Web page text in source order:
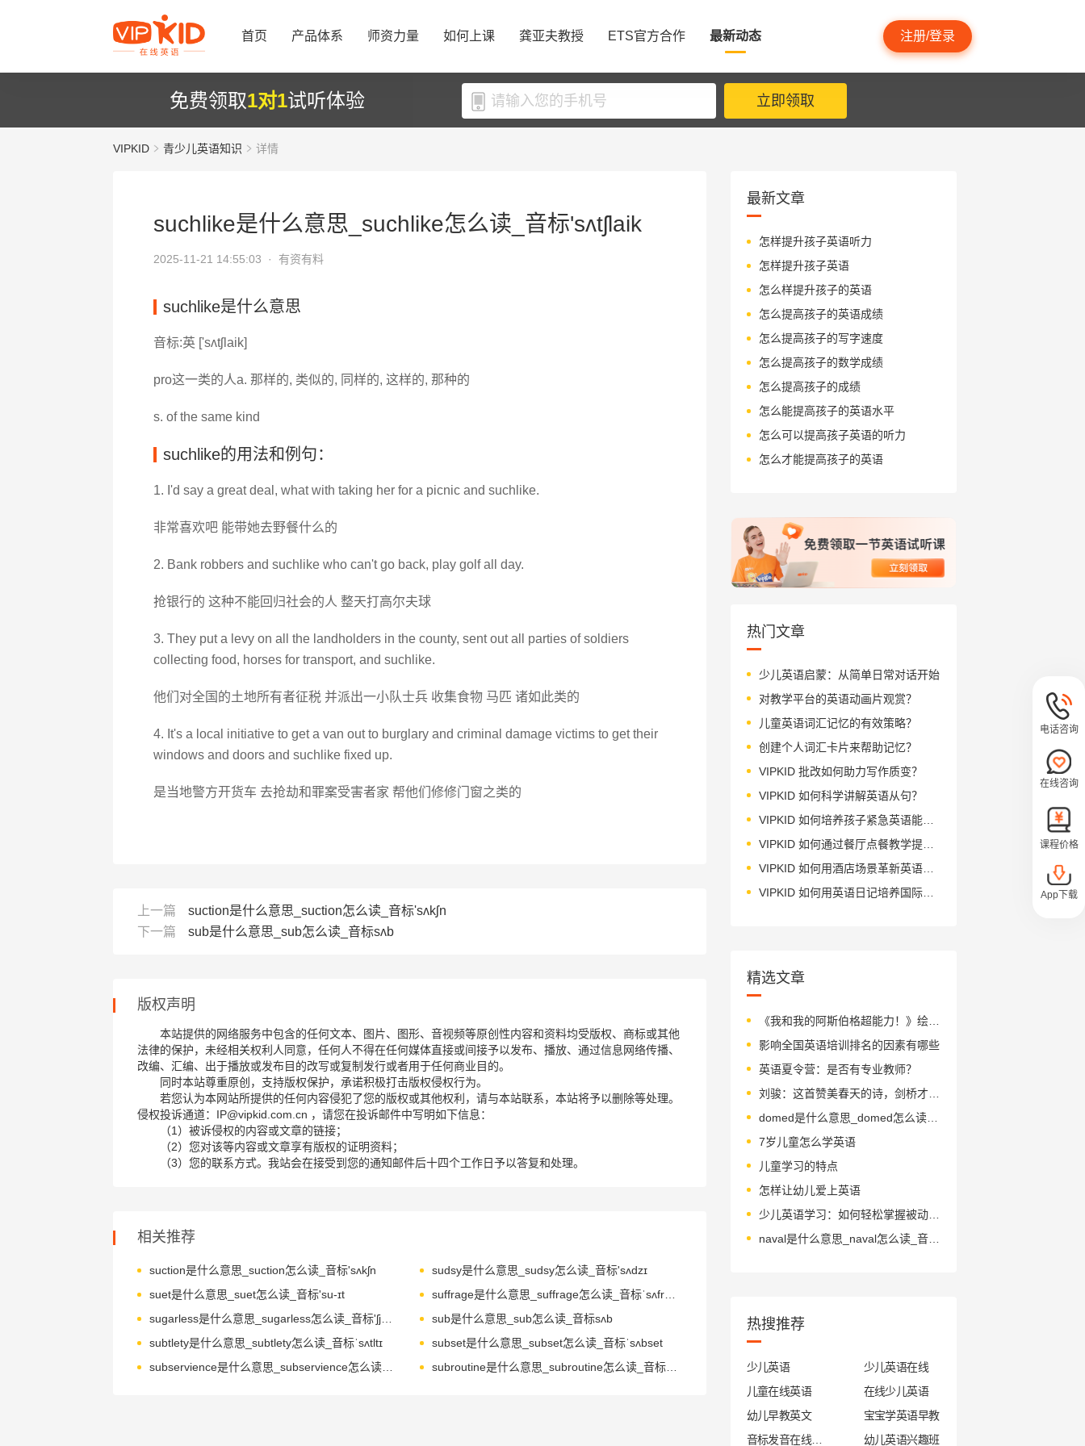
首页 产品体系 师资力量 如何上课 龚亚夫教授 ETS官方合作 最新动态 注册/登录
免费领取1对1试听体验 立即领取
VIPKID 青少儿英语知识 详情
suchlike是什么意思_suchlike怎么读_音标'sʌtʃlaik
2025-11-21 14:55:03 · 有资有料
suchlike是什么意思
音标:英 ['sʌtʃlaik]
pro这一类的人a. 那样的, 类似的, 同样的, 这样的, 那种的
s. of the same kind
suchlike的用法和例句：
1. I'd say a great deal, what with taking her for a picnic and suchlike.
非常喜欢吧 能带她去野餐什么的
2. Bank robbers and suchlike who can't go back, play golf all day.
抢银行的 这种不能回归社会的人 整天打高尔夫球
3. They put a levy on all the landholders in the county, sent out all parties of soldiers
collecting food, horses for transport, and suchlike.
他们对全国的土地所有者征税 并派出一小队士兵 收集食物 马匹 诸如此类的
4. It's a local initiative to get a van out to burglary and criminal damage victims to get their
windows and doors and suchlike fixed up.
是当地警方开货车 去抢劫和罪案受害者家 帮他们修修门窗之类的
上一篇
suction是什么意思_suction怎么读_音标'sʌkʃn
下一篇
sub是什么意思_sub怎么读_音标sʌb
版权声明
本站提供的网络服务中包含的任何文本、图片、图形、音视频等原创性内容和资料均受版权、商标或其他
法律的保护，未经相关权利人同意，任何人不得在任何媒体直接或间接予以发布、播放、通过信息网络传播、
改编、汇编、出于播放或发布目的改写或复制发行或者用于任何商业目的。
同时本站尊重原创，支持版权保护，承诺积极打击版权侵权行为。
若您认为本网站所提供的任何内容侵犯了您的版权或其他权利，请与本站联系，本站将予以删除等处理。
侵权投诉通道：IP@vipkid.com.cn ，请您在投诉邮件中写明如下信息：
（1）被诉侵权的内容或文章的链接；
（2）您对该等内容或文章享有版权的证明资料；
（3）您的联系方式。我站会在接受到您的通知邮件后十四个工作日予以答复和处理。
相关推荐
suction是什么意思_suction怎么读_音标'sʌkʃn
sudsy是什么意思_sudsy怎么读_音标'sʌdzɪ
suet是什么意思_suet怎么读_音标'su-ɪt
suffrage是什么意思_suffrage怎么读_音标ˈsʌfrɪdʒ
sugarless是什么意思_sugarless怎么读_音标'ʃj^әlis
sub是什么意思_sub怎么读_音标sʌb
subtlety是什么意思_subtlety怎么读_音标ˈsʌtltɪ
subset是什么意思_subset怎么读_音标ˈsʌbset
subservience是什么意思_subservience怎么读_音标səb'sɜ-vɪəns
subroutine是什么意思_subroutine怎么读_音标ˈsʌbru-ti-n
最新文章
怎样提升孩子英语听力
怎样提升孩子英语
怎么样提升孩子的英语
怎么提高孩子的英语成绩
怎么提高孩子的写字速度
怎么提高孩子的数学成绩
怎么提高孩子的成绩
怎么能提高孩子的英语水平
怎么可以提高孩子英语的听力
怎么才能提高孩子的英语
热门文章
少儿英语启蒙：从简单日常对话开始
对教学平台的英语动画片观赏？
儿童英语词汇记忆的有效策略？
创建个人词汇卡片来帮助记忆？
VIPKID 批改如何助力写作质变？
VIPKID 如何科学讲解英语从句？
VIPKID 如何培养孩子紧急英语能力？
VIPKID 如何通过餐厅点餐教学提升少儿英语应用能力？
VIPKID 如何用酒店场景革新英语教学？
VIPKID 如何用英语日记培养国际化人才？
精选文章
《我和我的阿斯伯格超能力！》绘本简介
影响全国英语培训排名的因素有哪些
英语夏令营：是否有专业教师？
刘骏：这首赞美春天的诗，剑桥才子一气呵成，春分时节，我读给你听！
domed是什么意思_domed怎么读_音标dəʊmd
7岁儿童怎么学英语
儿童学习的特点
怎样让幼儿爱上英语
少儿英语学习：如何轻松掌握被动语态结构
naval是什么意思_naval怎么读_音标'neɪvl
热搜推荐
少儿英语
少儿英语在线
儿童在线英语
在线少儿英语
幼儿早教英文
宝宝学英语早教
幼儿英语兴趣班
电话咨询
在线咨询
课程价格
App下载